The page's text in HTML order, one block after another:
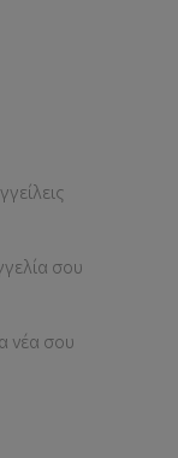
σου
νέα σου